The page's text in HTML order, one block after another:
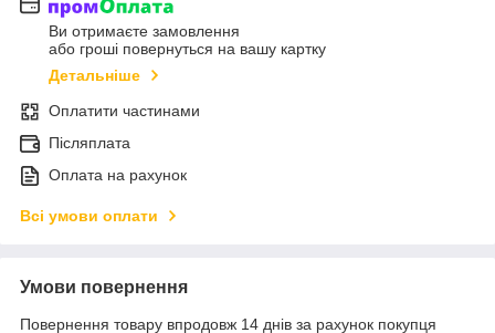
Ви отримаєте замовлення
або гроші повернуться на вашу картку
Детальніше
Оплатити частинами
Післяплата
Оплата на рахунок
Всі умови оплати
Умови повернення
Повернення товару впродовж 14 днів за рахунок покупця